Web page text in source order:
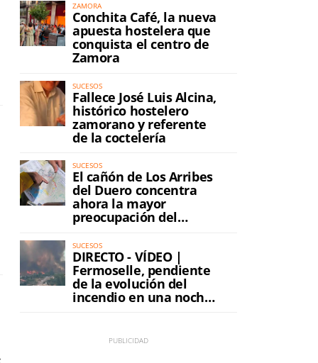
ZAMORA
Conchita Café, la nueva
apuesta hostelera que
conquista el centro de
Zamora
SUCESOS
Fallece José Luis Alcina,
histórico hostelero
zamorano y referente
de la coctelería
SUCESOS
El cañón de Los Arribes
del Duero concentra
ahora la mayor
preocupación del
incendio
SUCESOS
DIRECTO - VÍDEO |
Fermoselle, pendiente
de la evolución del
incendio en una noche